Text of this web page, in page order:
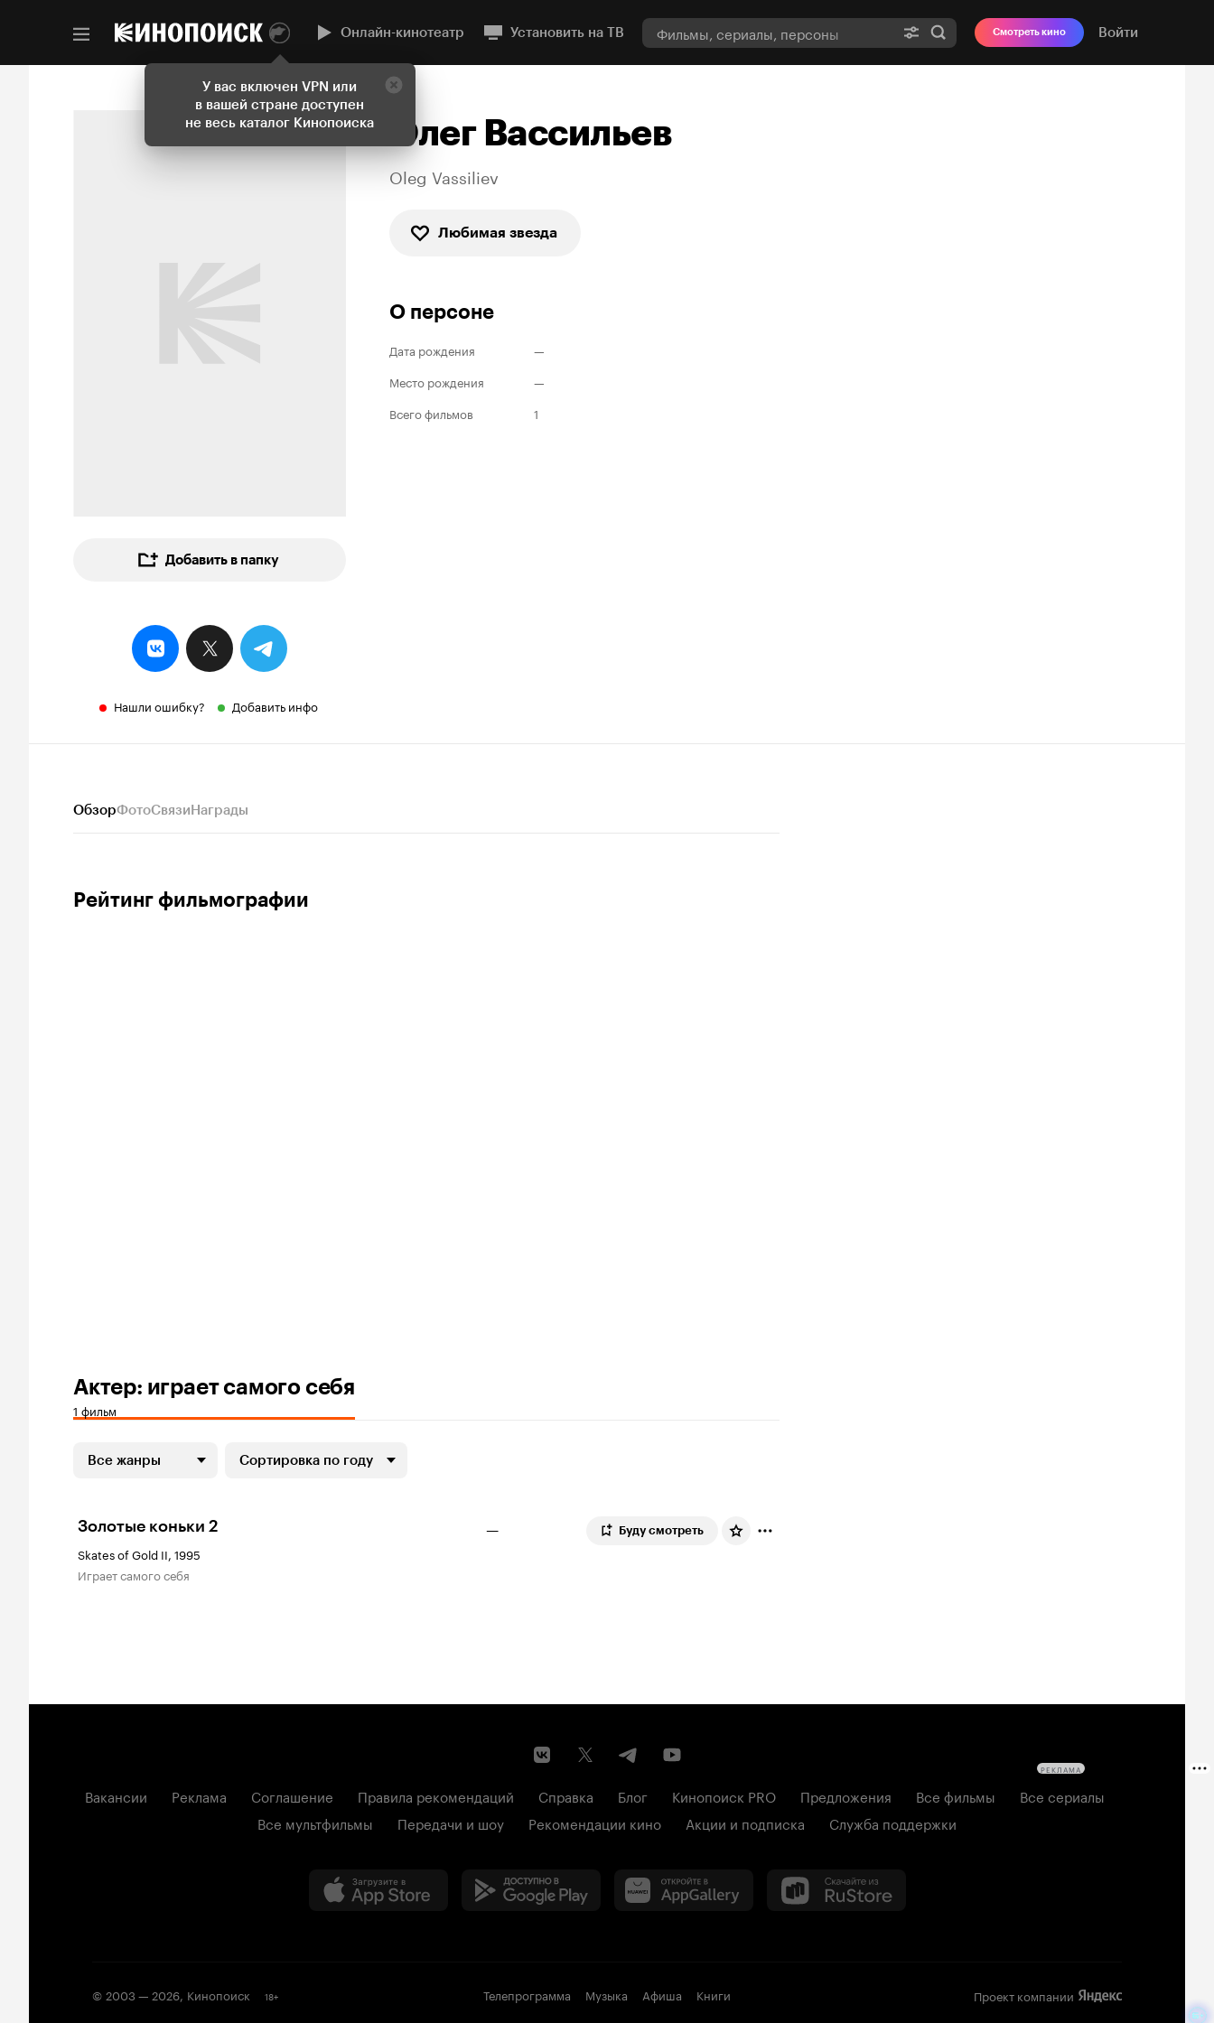
У вас включен VPN или
в вашей стране доступен
не весь каталог Кинопоиска
Онлайн-кинотеатр Установить на ТВ Смотреть кино Войти
Добавить в папку
Нашли ошибку? Добавить инфо
Олег Вассильев
Oleg Vassiliev
Любимая звезда
О персоне
Дата рождения
—
Место рождения
—
Всего фильмов
1
ОбзорФотоСвязиНаграды
Рейтинг фильмографии
Актер: играет самого себя
1 фильм
Все жанры Сортировка по году
Золотые коньки 2
Skates of Gold II, 1995
играет самого себя
— Буду смотреть
Вакансии Реклама Соглашение Правила рекомендаций Справка Блог Кинопоиск PRO Предложения Все фильмы
Все сериалы
Все мультфильмы
Передачи и шоу Рекомендации кино Акции и подписка Служба поддержки
© 2003 —2026, Кинопоиск 18+ Телепрограмма Музыка Афиша Книги Проект компании
РЕКЛАМА